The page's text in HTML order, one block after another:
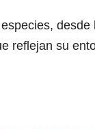
desde
reflejan su